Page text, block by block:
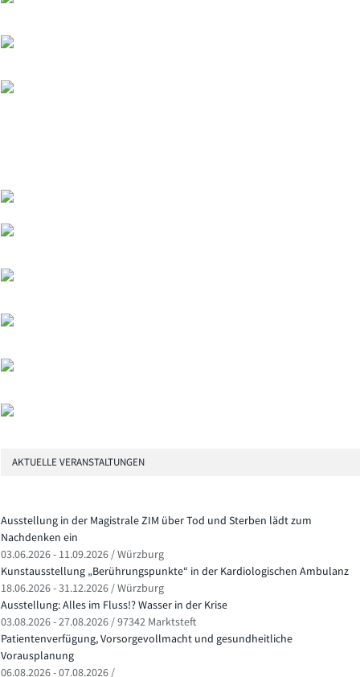
AKTUELLE VERANSTALTUNGEN
Ausstellung in der Magistrale ZIM über Tod und Sterben lädt zum
Nachdenken ein
03.06.2026 - 11.09.2026 / Würzburg
Kunstausstellung „Berührungspunkte“ in der Kardiologischen Ambulanz
18.06.2026 - 31.12.2026 / Würzburg
Ausstellung: Alles im Fluss!? Wasser in der Krise
03.08.2026 - 27.08.2026 / 97342 Marktsteft
Patientenverfügung, Vorsorgevollmacht und gesundheitliche
Vorausplanung
06.08.2026 - 07.08.2026 /